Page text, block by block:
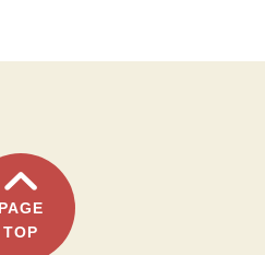
PAGE
TOP